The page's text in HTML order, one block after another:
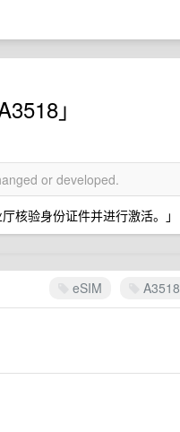
」
or developed.
核验身份证件并进行激活。」
eSIM A3518